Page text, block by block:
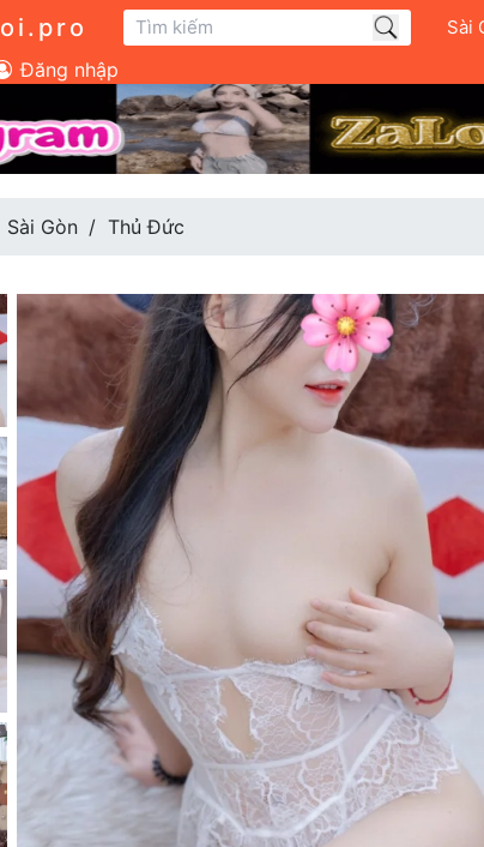
Sài
Đăng nhập
Sài Gòn Thủ Đức